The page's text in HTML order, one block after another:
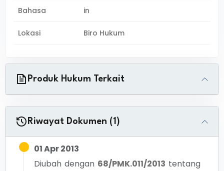
Bahasa in
Lokasi Biro Hukum
Produk Hukum Terkait
Riwayat Dokumen (1)
01 Apr 2013
Diubah dengan 68/PMK.011/2013 tentang